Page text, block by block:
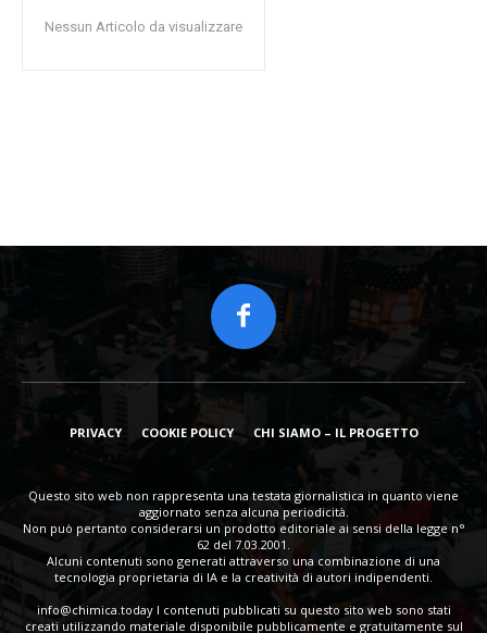
Nessun Articolo da visualizzare
PRIVACY COOKIE POLICY CHI SIAMO – IL PROGETTO
Questo sito web non rappresenta una testata giornalistica in quanto viene
aggiornato senza alcuna periodicità.
Non può pertanto considerarsi un prodotto editoriale ai sensi della legge n°
62 del 7.03.2001.
Alcuni contenuti sono generati attraverso una combinazione di una
tecnologia proprietaria di IA e la creatività di autori indipendenti.
info@chimica.todayI contenuti pubblicati su questo sito web sono stati
creati utilizzando materiale disponibile pubblicamente e gratuitamente sul